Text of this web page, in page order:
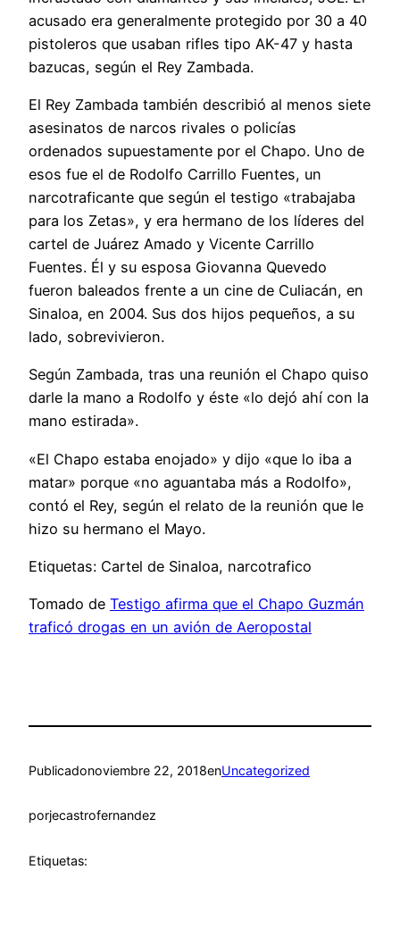
acusado era generalmente protegido por 30 a 40
pistoleros que usaban rifles tipo AK-47 y hasta
bazucas, según el Rey Zambada.
El Rey Zambada también describió al menos siete
asesinatos de narcos rivales o policías
ordenados supuestamente por el Chapo. Uno de
esos fue el de Rodolfo Carrillo Fuentes, un
narcotraficante que según el testigo «trabajaba
para los Zetas», y era hermano de los líderes del
cartel de Juárez Amado y Vicente Carrillo
Fuentes. Él y su esposa Giovanna Quevedo
fueron baleados frente a un cine de Culiacán, en
Sinaloa, en 2004. Sus dos hijos pequeños, a su
lado, sobrevivieron.
Según Zambada, tras una reunión el Chapo quiso
darle la mano a Rodolfo y éste «lo dejó ahí con la
mano estirada».
«El Chapo estaba enojado» y dijo «que lo iba a
matar» porque «no aguantaba más a Rodolfo»,
contó el Rey, según el relato de la reunión que le
hizo su hermano el Mayo.
Etiquetas: Cartel de Sinaloa, narcotrafico
Tomado de Testigo afirma que el Chapo Guzmán
traficó drogas en un avión de Aeropostal
Publicadonoviembre 22, 2018enUncategorized
porjecastrofernandez
Etiquetas: